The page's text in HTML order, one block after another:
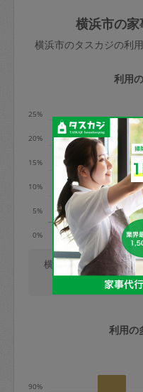
依頼者不在に
金額の100%＋
※例：依頼日時
水曜日9時〜金
50%
金曜日9時～土
100%
土曜日8時〜実
＋交通費全額
依頼者不在に
金額の100%＋
定期契約をキ
期は月2回まで
きた場合は損
ご注意ください
玉、など
あわせてこち
はありますか？
横浜市の
横浜市のタスカジの利
利用
0%
5%
10%
15%
20%
25%
月 火 水
横浜市では、毎週木曜
用が少ないです
利用の
90%